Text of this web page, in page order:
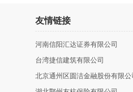
友情链接
河南信阳汇达证券有限公司
台湾捷信建筑有限公司
北京通州区圆洁金融股份有限公